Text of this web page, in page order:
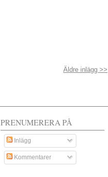
Äldre inlägg >>
PRENUMERERA PÅ
Inlägg
Kommentarer